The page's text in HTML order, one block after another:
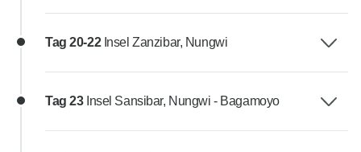
Tag 20-22 Insel Zanzibar, Nungwi
Tag 23 Insel Sansibar, Nungwi - Bagamoyo